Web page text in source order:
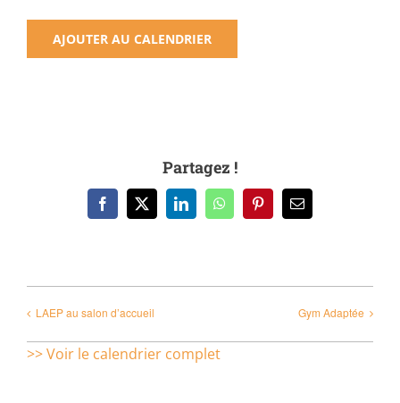
AJOUTER AU CALENDRIER
Partagez !
Facebook
X LinkedInWhatsAppPinterestEmail
LAEP au salon d’accueil Gym Adaptée
>> Voir le calendrier complet